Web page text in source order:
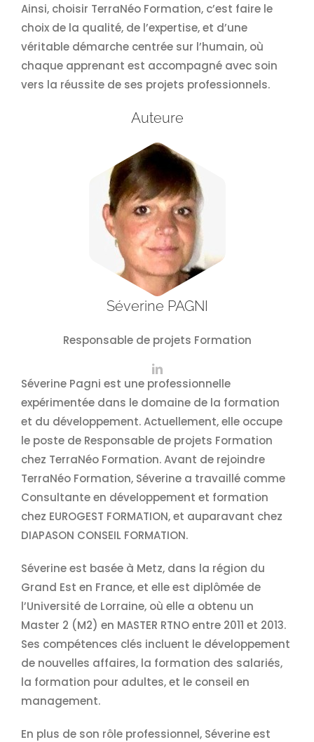
Ainsi, choisir TerraNéo Formation, c’est faire le
choix de la qualité, de l’expertise, et d’une
véritable démarche centrée sur l’humain, où
chaque apprenant est accompagné avec soin
vers la réussite de ses projets professionnels.
Auteure
Séverine PAGNI
Responsable de projets Formation
Séverine Pagni est une professionnelle
expérimentée dans le domaine de la formation
et du développement. Actuellement, elle occupe
le poste de Responsable de projets Formation
chez TerraNéo Formation. Avant de rejoindre
TerraNéo Formation, Séverine a travaillé comme
Consultante en développement et formation
chez EUROGEST FORMATION, et auparavant chez
DIAPASON CONSEIL FORMATION.
Séverine est basée à Metz, dans la région du
Grand Est en France, et elle est diplômée de
l’Université de Lorraine, où elle a obtenu un
Master 2 (M2) en MASTER RTNO entre 2011 et 2013.
Ses compétences clés incluent le développement
de nouvelles affaires, la formation des salariés,
la formation pour adultes, et le conseil en
management.
En plus de son rôle professionnel, Séverine est